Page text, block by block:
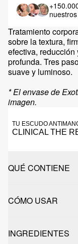
Tratamiento
sobre la textura,
efectiva,
profunda. Tres
suave y luminoso.
* El envase de
imagen.
TU ESCUDO
CLINICAL THE
QUÉ CONTIENE
CÓMO USAR
INGREDIENTES